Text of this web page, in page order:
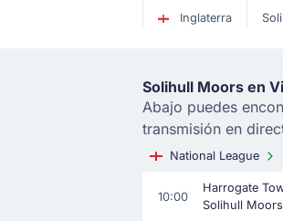
Inglaterra
Solihull Moors en
Abajo puedes
transmisión en
National League
10:00
Harrogate
Solihull Moors